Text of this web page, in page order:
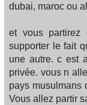
dubai, maroc ou
et vous
supporter le fait
une autre. c est
privée. vous n
pays musulmans
Vous allez partir